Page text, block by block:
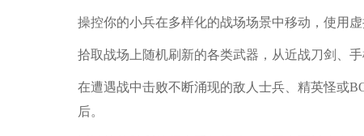
操控你的小兵在多样化的战场场景中移动，使用
拾取战场上随机刷新的各类武器，从近战刀剑、
在遭遇战中击败不断涌现的敌人士兵、精英怪或
后。